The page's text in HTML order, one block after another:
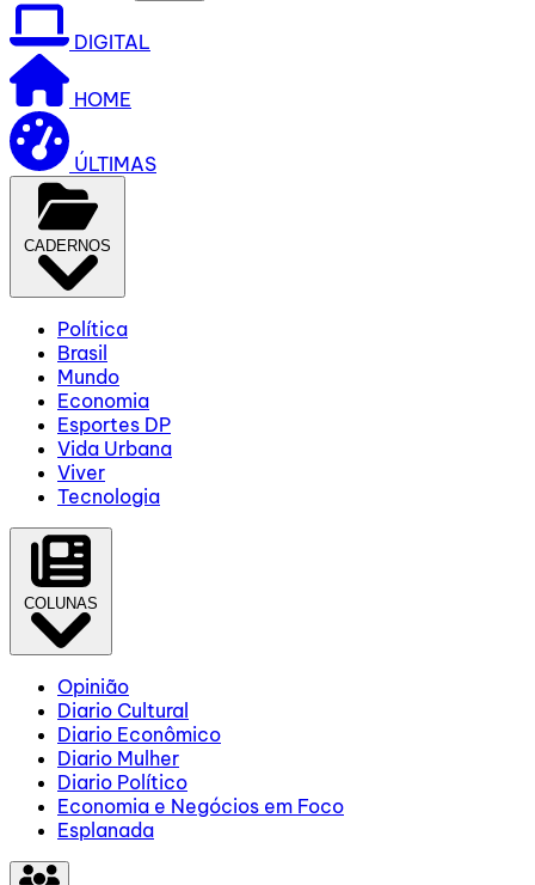
DIGITAL
HOME
ÚLTIMAS
CADERNOS
Política
Brasil
Mundo
Economia
Esportes DP
Vida Urbana
Viver
Tecnologia
COLUNAS
Opinião
Diario Cultural
Diario Econômico
Diario Mulher
Diario Político
Economia e Negócios em Foco
Esplanada